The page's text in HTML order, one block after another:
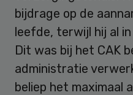
bijdrage op de
leefde, terwijl hij al
Dit was bij het CAK
administratie
beliep het maximaal